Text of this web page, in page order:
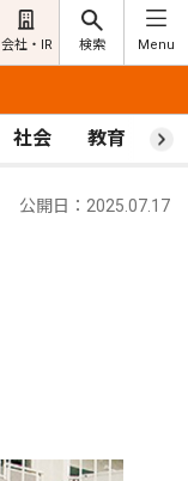
会社・IR 検索 Menu
社会 教育 ス
公開日：2025.07.17